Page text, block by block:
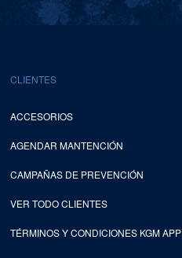
CLIENTES
ACCESORIOS
AGENDAR MANTENCIÓN
CAMPAÑAS DE PREVENCIÓN
VER TODO CLIENTES
TÉRMINOS Y CONDICIONES KGM APP